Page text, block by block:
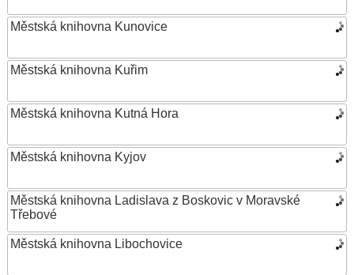
Městská knihovna Kunovice
Městská knihovna Kuřim
Městská knihovna Kutná Hora
Městská knihovna Kyjov
Městská knihovna Ladislava z Boskovic v Moravské
Třebové
Městská knihovna Libochovice